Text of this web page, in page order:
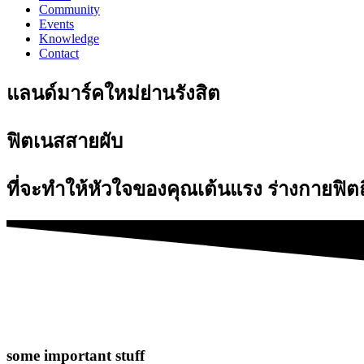
Community
Events
Knowledge
Contact
แลนด์มาร์คใหม่ย่านรังสิต
ฟิตเนสสายผับ
ที่จะทำให้หัวใจของคุณเต้นแรง ร่างกายฟิ
some important stuff